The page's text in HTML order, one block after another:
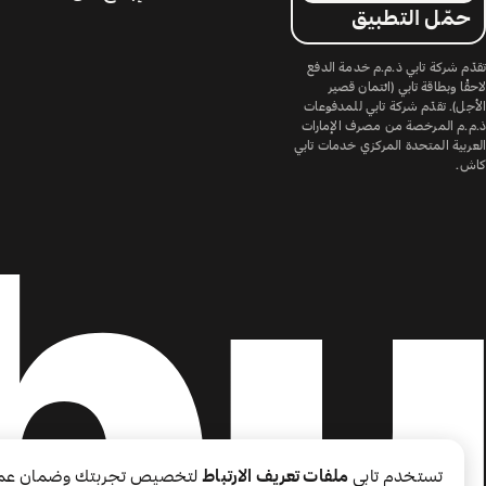
حمّل التطبيق
تقدّم شركة تابي ذ.م.م خدمة الدفع
لاحقًا وبطاقة تابي (ائتمان قصير
الأجل). تقدّم شركة تابي للمدفوعات
ذ.م.م المرخصة من مصرف الإمارات
العربية المتحدة المركزي خدمات تابي
كاش.
تستخدم تابي ملفات تعريف الارتباطلتخصيص تجربتك وضمان